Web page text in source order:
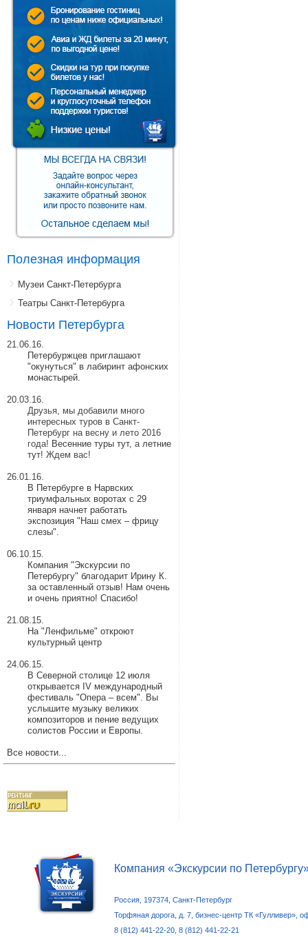
Полезная информация
Музеи Санкт-Петербурга
Театры Санкт-Петербурга
Новости Петербурга
21.06.16.
Петербуржцев приглашают
"окунуться" в лабиринт афонских
монастырей.
20.03.16.
Друзья, мы добавили много
интересных туров в Санкт-
Петербург на весну и лето 2016
года! Весенние туры тут, а летние
тут! Ждем вас!
26.01.16.
В Петербурге в Нарвских
триумфальных воротах с 29
января начнет работать
экспозиция "Наш смех – фрицу
слезы".
06.10.15.
Компания "Экскурсии по
Петербургу" благодарит Ирину К.
за оставленный отзыв! Нам очень
и очень приятно! Спасибо!
21.08.15.
На "Ленфильме" откроют
культурный центр
24.06.15.
В Северной столице 12 июля
открывается IV международный
фестиваль "Опера – всем". Вы
услышите музыку великих
композиторов и пение ведущих
солистов России и Европы.
Все новости...
Компания «Экскурсии по
Россия, 197374, Санкт-Петербург
Торфяная дорога, д. 7, бизнес-центр ТК «Гулливер»,
8 (812) 441-22-20, 8 (812) 441-22-21